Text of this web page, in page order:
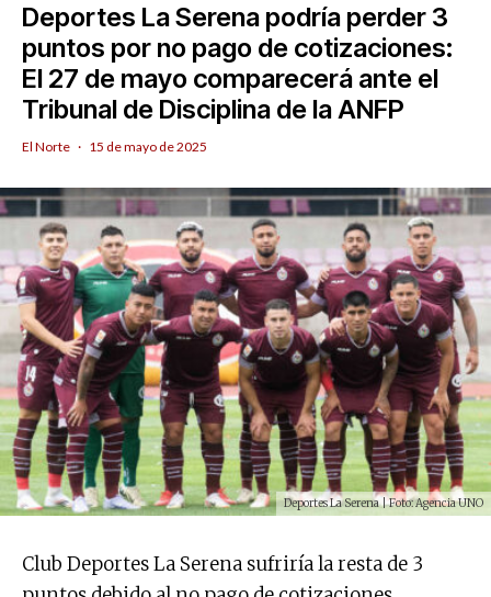
Deportes La Serena podría perder 3
puntos por no pago de cotizaciones:
El 27 de mayo comparecerá ante el
Tribunal de Disciplina de la ANFP
El Norte · 15 de mayo de 2025
Deportes La Serena | Foto: Agencia UNO
Club Deportes La Serena sufriría la resta de 3